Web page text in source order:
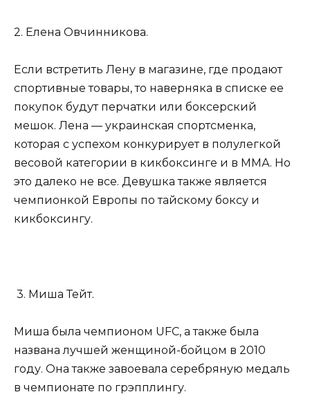
2. Елена Овчинникова.
Если встретить Лену в магазине, где продают
спортивные товары, то наверняка в списке ее
покупок будут перчатки или боксерский
мешок. Лена — украинская спортсменка,
которая с успехом конкурирует в полулегкой
весовой категории в кикбоксинге и в ММА. Но
это далеко не все. Девушка также является
чемпионкой Европы по тайскому боксу и
кикбоксингу.
3. Миша Тейт.
Миша была чемпионом UFC, а также была
названа лучшей женщиной-бойцом в 2010
году. Она также завоевала серебряную медаль
в чемпионате по грэпплингу.